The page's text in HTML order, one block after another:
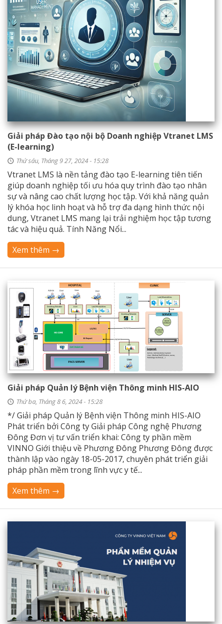
Giải pháp Đào tạo nội bộ Doanh nghiệp Vtranet LMS
(E-learning)
Thứ sáu, Tháng 9 27, 2024 - 15:28
Vtranet LMS là nền tảng đào tạo E-learning tiên tiến
giúp doanh nghiệp tối ưu hóa quy trình đào tạo nhân
sự và nâng cao chất lượng học tập. Với khả năng quản
lý khóa học linh hoạt và hỗ trợ đa dạng hình thức nội
dung, Vtranet LMS mang lại trải nghiệm học tập tương
tác và hiệu quả. Tính Năng Nổi...
Xem thêm →
Giải pháp Quản lý Bệnh viện Thông minh HIS-AIO
Thứ ba, Tháng 8 6, 2024 - 15:28
*/ Giải pháp Quản lý Bệnh viện Thông minh HIS-AIO
Phát triển bởi Công ty Giải pháp Công nghệ Phương
Đông Đơn vị tư vấn triển khai: Công ty phần mềm
VINNO Giới thiệu về Phương Đông Phương Đông được
thành lập vào ngày 18-05-2017, chuyên phát triển giải
pháp phần mềm trong lĩnh vực y tế...
Xem thêm →